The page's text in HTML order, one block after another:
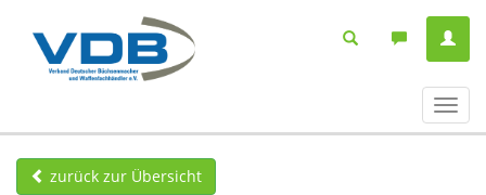
ein-/
zurück zur Übersicht